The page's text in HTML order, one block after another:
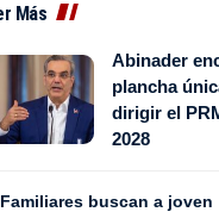
Más
Abinader
plancha
dirigir el
2028
Familiares buscan a joven